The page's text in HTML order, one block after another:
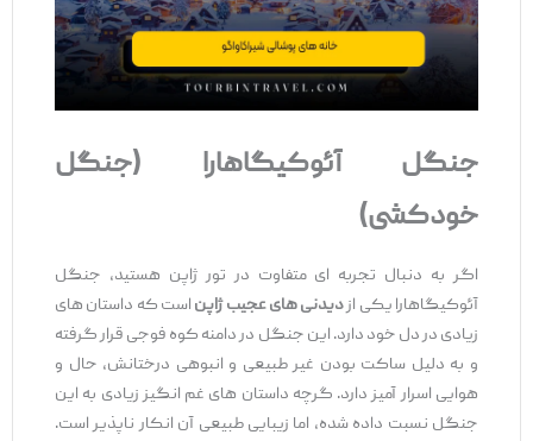
جنگل آئوکیگاهارا (جنگل
خودکشی)
اگر به دنبال تجربه ‌ای متفاوت در تور ژاپن هستید، جنگل
آئوکیگاهارا یکی از دیدنی ‌های عجیب ژاپناست که داستان ‌های
زیادی در دل خود دارد. این جنگل در دامنه کوه فوجی قرار گرفته
و به دلیل ساکت بودن غیر طبیعی و انبوهی درختانش، حال و
هوایی اسرار آمیز دارد. گرچه داستان ‌های غم ‌انگیز زیادی به این
جنگل نسبت داده شده، اما زیبایی طبیعی آن انکار ناپذیر است.